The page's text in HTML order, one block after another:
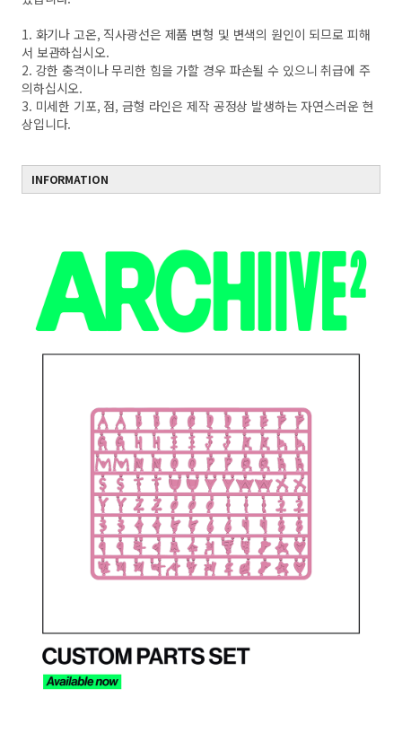
1. 화기나 고온, 직사광선은 제품 변형 및 변색의 원인이 되므로 피해
서 보관하십시오.
2. 강한 충격이나 무리한 힘을 가할 경우 파손될 수 있으니 취급에 주
의하십시오.
3. 미세한 기포, 점, 금형 라인은 제작 공정상 발생하는 자연스러운 현
상입니다.
INFORMATION